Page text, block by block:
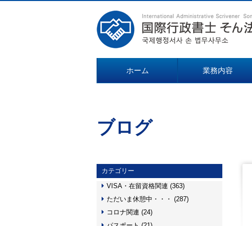
ホーム 業務内容
ブログ
カテゴリー
VISA・在留資格関連 (363)
ただいま休憩中・・・ (287)
コロナ関連 (24)